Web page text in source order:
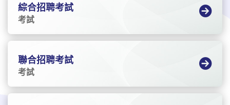
綜合招聘考試
考試
聯合招聘考試
考試